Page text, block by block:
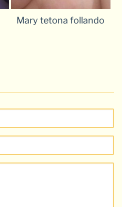
Mary tetona follando